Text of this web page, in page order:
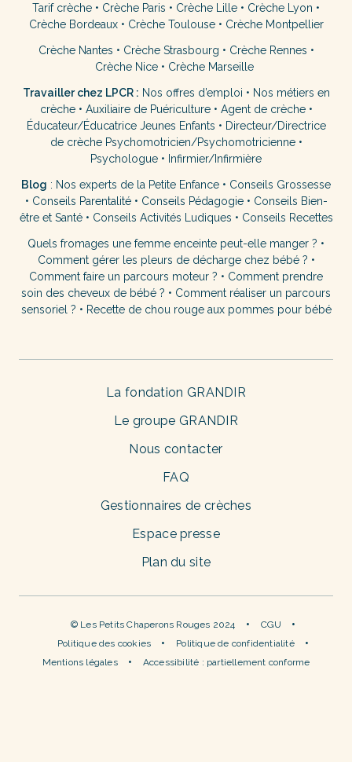
Tarif crèche • Crèche Paris • Crèche Lille • Crèche Lyon •
Crèche Bordeaux• Crèche Toulouse• Crèche Montpellier
Crèche Nantes • Crèche Strasbourg • Crèche Rennes •
Crèche Nice • Crèche Marseille
Travailler chez LPCR : Nos offres d’emploi • Nos métiers en
crèche• Auxiliaire de Puériculture• Agent de crèche•
Éducateur/Éducatrice Jeunes Enfants • Directeur/Directrice
de crèche Psychomotricien/Psychomotricienne•
Psychologue • Infirmier/Infirmière
Blog : Nos experts de la Petite Enfance • Conseils Grossesse
• Conseils Parentalité• Conseils Pédagogie• Conseils Bien-
être et Santé• Conseils Activités Ludiques • Conseils Recettes
Quels fromages une femme enceinte peut-elle manger ? •
Comment gérer les pleurs de décharge chez bébé ? •
Comment faire un parcours moteur ? • Comment prendre
soin des cheveux de bébé ? • Comment réaliser un parcours
sensoriel ? • Recette de chou rouge aux pommes pour bébé
La fondation GRANDIR
Le groupe GRANDIR
Nous contacter
FAQ
Gestionnaires de crèches
Espace presse
Plan du site
© Les Petits Chaperons Rouges 2024
CGU
Politique des cookies
Politique de confidentialité
Mentions légales
Accessibilité : partiellement conforme